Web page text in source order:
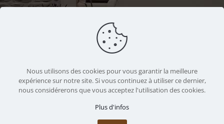
E-mail
secretariat@uzel-construction.fr
Nous sommes ensemble
https://uzel-construction.fr
Nous utilisons des cookies pour vous garantir la meilleure
expérience sur notre site. Si vous continuez à utiliser ce dernier,
nous considérerons que vous acceptez l'utilisation des cookies.
Plus d'infos